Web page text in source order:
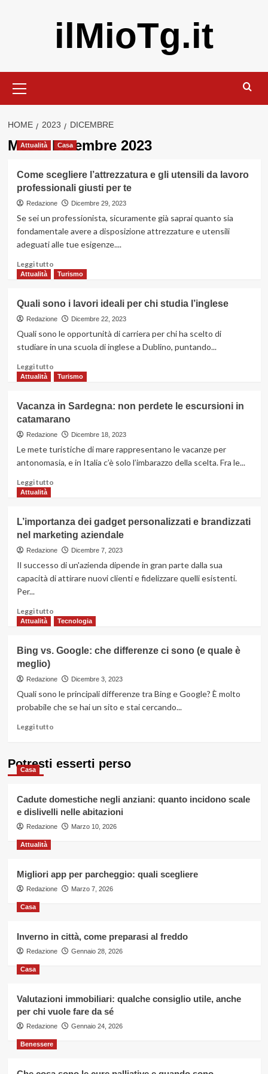
ilMioTg.it
principale
HOME 2023 DICEMBRE
Mese:Dicembre 2023
Attualità Casa
Come scegliere l’attrezzatura e gli utensili da lavoro
professionali giusti per te
Redazione Dicembre 29, 2023
Se sei un professionista, sicuramente già saprai quanto sia
fondamentale avere a disposizione attrezzature e utensili
adeguati alle tue esigenze....
Leggi tuttoLeggi
di
Come
scegliere
l’attrezzatura
utensili
da
giusti
per
te
Attualità Turismo
Quali sono i lavori ideali per chi studia l’inglese
Redazione Dicembre 22, 2023
Quali sono le opportunità di carriera per chi ha scelto di
studiare in una scuola di inglese a Dublino, puntando...
Leggi tuttoLeggi
di
Quali
sono
i
lavori
per
Attualità Turismo
Vacanza in Sardegna: non perdete le escursioni in
catamarano
Redazione Dicembre 18, 2023
Le mete turistiche di mare rappresentano le vacanze per
antonomasia, e in Italia c’è solo l’imbarazzo della scelta. Fra le...
Leggi tuttoLeggi
Vacanza
in
Sardegna:
non
le
catamarano
Attualità
L’importanza dei gadget personalizzati e brandizzati
nel marketing aziendale
Redazione Dicembre 7, 2023
Il successo di un'azienda dipende in gran parte dalla sua
capacità di attirare nuovi clienti e fidelizzare quelli esistenti.
Per...
Leggi tuttoLeggi
di
L’importanza
gadget
personalizzati
brandizzati
Attualità Tecnologia
Bing vs. Google: che differenze ci sono (e quale è
meglio)
Redazione Dicembre 3, 2023
Quali sono le principali differenze tra Bing e Google? È molto
probabile che se hai un sito e stai cercando...
Leggi tuttoLeggi
su
Bing
che
differenze
ci
è
meglio)
Potresti esserti perso
Casa
Cadute domestiche negli anziani: quanto incidono scale
e dislivelli nelle abitazioni
Redazione Marzo 10, 2026
Attualità
Migliori app per parcheggio: quali scegliere
Redazione Marzo 7, 2026
Casa
Inverno in città, come preparasi al freddo
Redazione Gennaio 28, 2026
Casa
Valutazioni immobiliari: qualche consiglio utile, anche
per chi vuole fare da sé
Redazione Gennaio 24, 2026
Benessere